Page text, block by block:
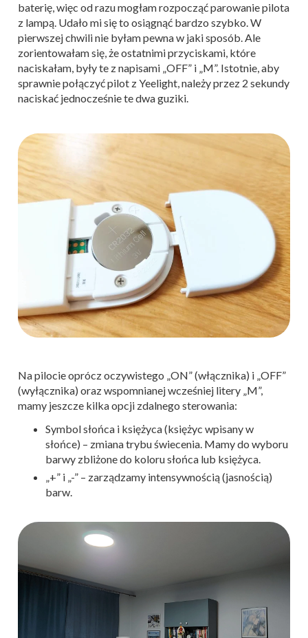
baterię, więc od razu mogłam rozpocząć parowanie pilota
z lampą. Udało mi się to osiągnąć bardzo szybko. W
pierwszej chwili nie byłam pewna w jaki sposób. Ale
zorientowałam się, że ostatnimi przyciskami, które
naciskałam, były te z napisami „OFF” i „M”. Istotnie, aby
sprawnie połączyć pilot z Yeelight, należy przez 2 sekundy
naciskać jednocześnie te dwa guziki.
Na pilocie oprócz oczywistego „ON” (włącznika) i „OFF”
(wyłącznika) oraz wspomnianej wcześniej litery „M”,
mamy jeszcze kilka opcji zdalnego sterowania:
Symbol słońca i księżyca (księżyc wpisany w
słońce) – zmiana trybu świecenia. Mamy do wyboru
barwy zbliżone do koloru słońca lub księżyca.
„+” i „-” – zarządzamy intensywnością (jasnością)
barw.